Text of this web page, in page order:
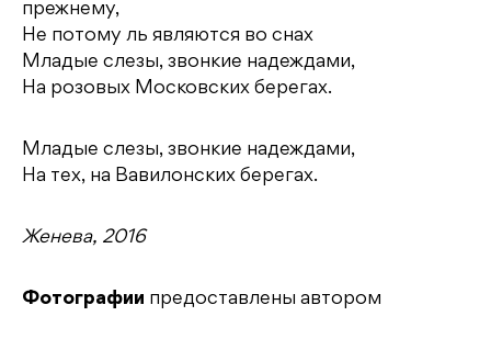
прежнему,
Не потому ль являются во снах
Младые слезы, звонкие надеждами,
На розовых Московских берегах.
Младые слезы, звонкие надеждами,
На тех, на Вавилонских берегах.
Женева, 2016
Фотографии предоставлены автором